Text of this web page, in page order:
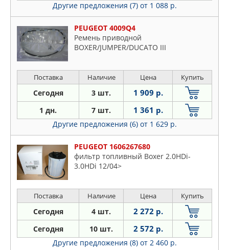
Другие предложения (7) от 1 088 р.
PEUGEOT 4009Q4
Ремень приводной
BOXER/JUMPER/DUCATO III
Поставка Наличие Цена Купить
Сегодня 3 шт. 1 909 р.
1 дн. 7 шт. 1 361 р.
Другие предложения (6) от 1 629 р.
PEUGEOT 1606267680
фильтр топливный Boxer 2.0HDi-
3.0HDi 12/04>
Поставка Наличие Цена Купить
Сегодня 4 шт. 2 272 р.
Сегодня 10 шт. 2 572 р.
Другие предложения (8) от 2 460 р.